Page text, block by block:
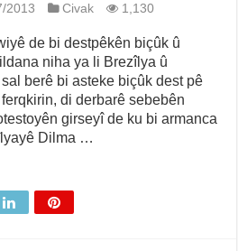
2013 Civak 1,130
de bi destpêkên biçûk û
niha ya li Brezîlya û
berê bi asteke biçûk dest pê
di derbarê sebebên
girseyî de ku bi armanca
Dilma …